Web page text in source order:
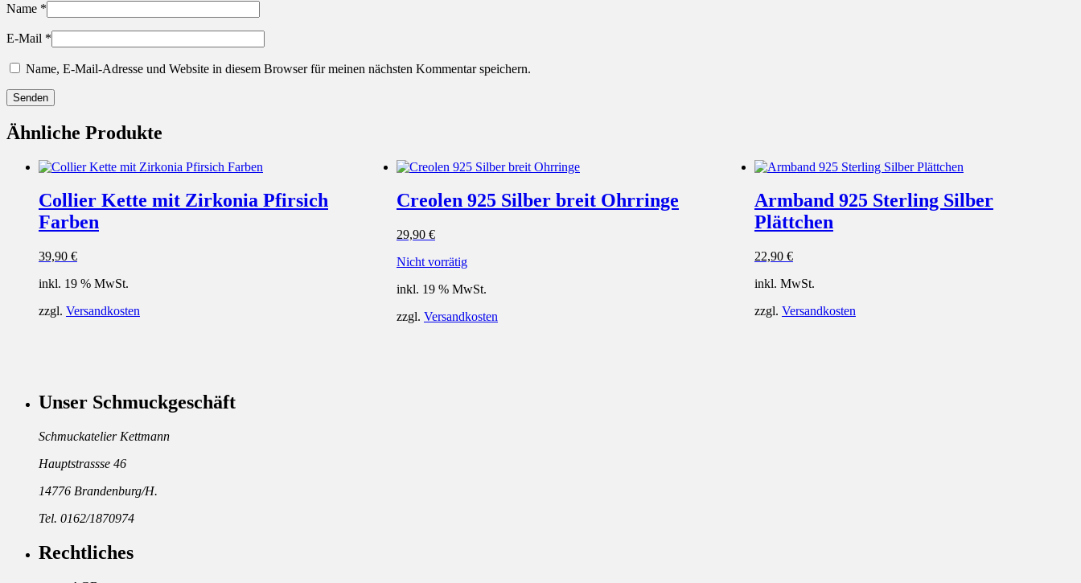
Name *
E-Mail *
Name, E-Mail-Adresse und Website in diesem Browser für meinen nächsten Kommentar speichern.
Ähnliche Produkte
Collier Kette mit Zirkonia Pfirsich
Farben
39,90 €
inkl. 19 % MwSt.
zzgl. Versandkosten
Creolen 925 Silber breit Ohrringe
29,90 €
Nicht vorrätig
inkl. 19 % MwSt.
zzgl. Versandkosten
Armband 925 Sterling Silber
Plättchen
22,90 €
inkl. MwSt.
zzgl. Versandkosten
Unser Schmuckgeschäft
Schmuckatelier Kettmann
Hauptstrassse 46
14776 Brandenburg/H.
Tel. 0162/1870974
Rechtliches